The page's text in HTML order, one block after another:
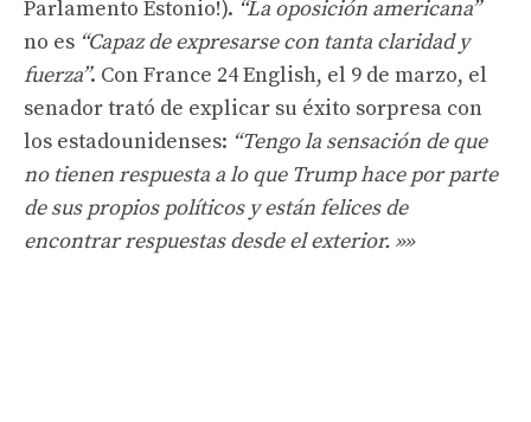
Parlamento Estonio!). “La oposición americana”
no es “Capaz de expresarse con tanta claridad y
fuerza”. Con France 24 English, el 9 de marzo, el
senador trató de explicar su éxito sorpresa con
los estadounidenses: “Tengo la sensación de que
no tienen respuesta a lo que Trump hace por parte
de sus propios políticos y están felices de
encontrar respuestas desde el exterior. »»